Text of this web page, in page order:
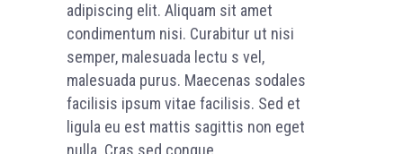
adipiscing elit. Aliquam sit amet
condimentum nisi. Curabitur ut nisi
semper, malesuada lectu s vel,
malesuada purus. Maecenas sodales
facilisis ipsum vitae facilisis. Sed et
ligula eu est mattis sagittis non eget
nulla. Cras sed congue